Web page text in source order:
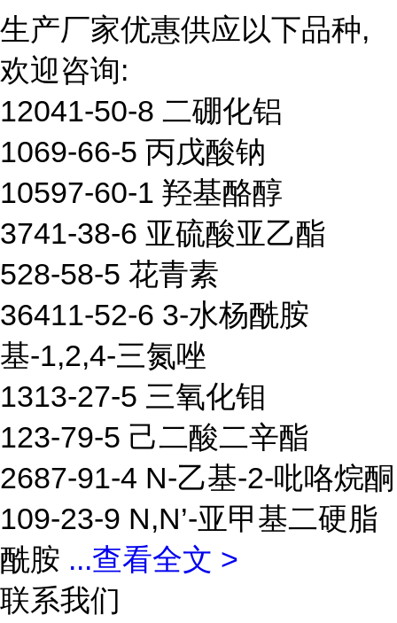
生产厂家优惠供应以下品种,
欢迎咨询:
12041-50-8 二硼化铝
1069-66-5 丙戊酸钠
10597-60-1 羟基酪醇
3741-38-6 亚硫酸亚乙酯
528-58-5 花青素
36411-52-6 3-水杨酰胺
基-1,2,4-三氮唑
1313-27-5 三氧化钼
123-79-5 己二酸二辛酯
2687-91-4 N-乙基-2-吡咯烷酮
109-23-9 N,N’-亚甲基二硬脂
酰胺 ...查看全文 >
联系我们